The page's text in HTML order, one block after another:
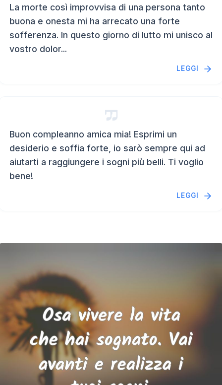
La morte così improvvisa di una persona tanto
buona e onesta mi ha arrecato una forte
sofferenza. In questo giorno di lutto mi unisco al
vostro dolor...
LEGGI
Buon compleanno amica mia! Esprimi un
desiderio e soffia forte, io sarò sempre qui ad
aiutarti a raggiungere i sogni più belli. Ti voglio
bene!
LEGGI